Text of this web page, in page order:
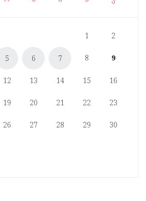
1 2
5 6 7 8 9
12 13 14 15 16
19 20 21 22 23
26 27 28 29 30